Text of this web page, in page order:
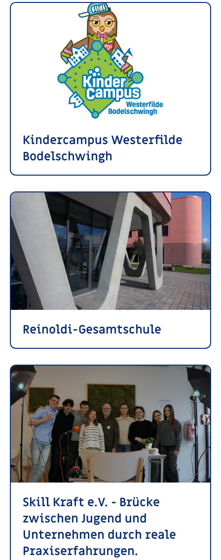
Kindercampus Westerfilde
Bodelschwingh
Reinoldi-Gesamtschule
Skill Kraft e.V. - Brücke
zwischen Jugend und
Unternehmen durch reale
Praxiserfahrungen.